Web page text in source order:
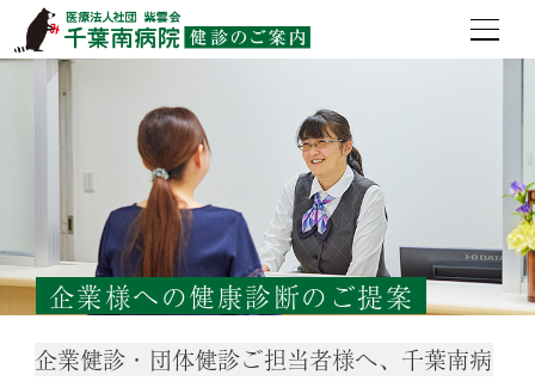
企業様への健康診断のご提案
企業健診・団体健診ご担当者様へ、千葉南病